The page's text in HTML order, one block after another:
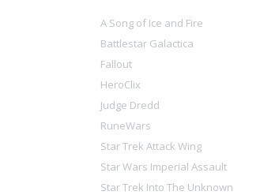
A Song of Ice and Fire
Battlestar Galactica
Fallout
HeroClix
Judge Dredd
RuneWars
Star Trek Attack Wing
Star Wars Imperial Assault
Star Trek Into The Unknown